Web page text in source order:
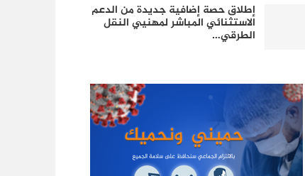
إطلاق حصة إضافية جديدة من الدعم
الاستثنائي المباشر لمهنيي النقل
الطرقي…